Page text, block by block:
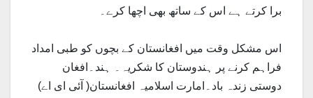
برا کرتے ہے اس کے ساتھ بھی اچھا کرے۔
اس مشکل وقت میں افغانستان کے بچوں کو طبی امداد
فراہم کرنے پر ہندوستان کا شکریہ۔ ہند۔افغان
دوستی زندہ باد۔امارت اسلامیہ افغانستان( آئی ای اے)